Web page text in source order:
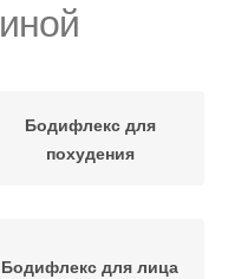
Бодифлекс для
похудения
Бодифлекс для лица